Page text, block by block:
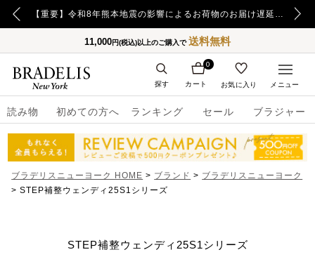
【重要】日本郵便の障害による配送への影響についてのお詫び 【重要】令和8年熊本地震の影響によるお荷物のお届け遅延について
11,000円(税込)以上のご購入で送料無料
読み物 初めての方へ ランキング セール ブラジャー
カート
0
お気に入り
探す メニュー
ブラデリスニューヨーク HOME ブランド
ブラデリスニューヨーク
STEP補整ウェンディ25S1シリーズ
STEP補整ウェンディ25S1シリーズ